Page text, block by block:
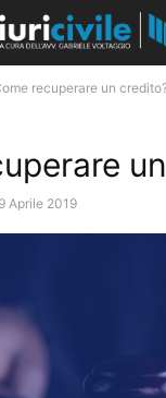
recuperare un
9 Aprile 2019